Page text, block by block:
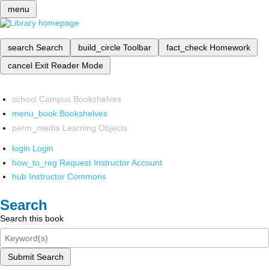
menu
search Search build_circle Toolbar fact_check Homework
cancel Exit Reader Mode
school Campus Bookshelves
menu_book Bookshelves
perm_media Learning Objects
login Login
how_to_reg Request Instructor Account
hub Instructor Commons
Search
Search this book
Submit Search